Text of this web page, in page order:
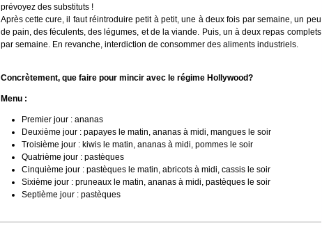
prévoyez des substituts !
Après cette cure, il faut réintroduire petit à petit, une à deux fois par semaine, un peu
de pain, des féculents, des légumes, et de la viande. Puis, un à deux repas complets
par semaine. En revanche, interdiction de consommer des aliments industriels.
Concrètement, que faire pour mincir avec le régime Hollywood?
Menu :
Premier jour : ananas
Deuxième jour : papayes le matin, ananas à midi, mangues le soir
Troisième jour : kiwis le matin, ananas à midi, pommes le soir
Quatrième jour : pastèques
Cinquième jour : pastèques le matin, abricots à midi, cassis le soir
Sixième jour : pruneaux le matin, ananas à midi, pastèques le soir
Septième jour : pastèques